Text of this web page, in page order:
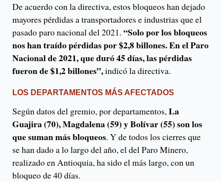
De acuerdo con la directiva, estos bloqueos han dejado
mayores pérdidas a transportadores e industrias que el
pasado paro nacional del 2021. “Solo por los bloqueos
nos han traído pérdidas por $2,8 billones. En el Paro
Nacional de 2021, que duró 45 días, las pérdidas
fueron de $1,2 billones”,indicó la directiva.
LOS DEPARTAMENTOS MÁS AFECTADOS
Según datos del gremio, por departamentos,La
Guajira (70), Magdalena (59) y Bolívar (55) son los
que suman más bloqueos. Y de todos los cierres que
se han dado a lo largo del año, el del Paro Minero,
realizado en Antioquia, ha sido el más largo, con un
bloqueo de 40 días.